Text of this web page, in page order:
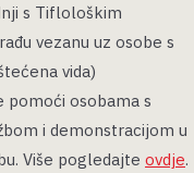
s Tiflološkim
vezanu uz osobe s
vida)
osobama s
i demonstracijom u
Više pogledajte ovdje.